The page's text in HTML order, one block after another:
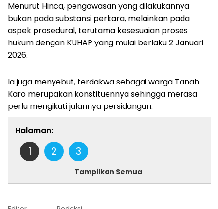
Menurut Hinca, pengawasan yang dilakukannya
bukan pada substansi perkara, melainkan pada
aspek prosedural, terutama kesesuaian proses
hukum dengan KUHAP yang mulai berlaku 2 Januari
2026.
Ia juga menyebut, terdakwa sebagai warga Tanah
Karo merupakan konstituennya sehingga merasa
perlu mengikuti jalannya persidangan.
Halaman:
1 2 3
Tampilkan Semua